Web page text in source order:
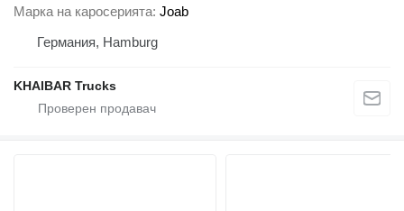
Марка на каросерията Joab
Германия, Hamburg
KHAIBAR Trucks